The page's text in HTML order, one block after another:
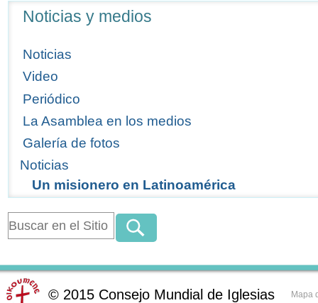
Navegación
Noticias y medios
Noticias
Video
Periódico
La Asamblea en los medios
Galería de fotos
Noticias
Un misionero en Latinoamérica
© 2015 Consejo Mundial de Iglesias Mapa